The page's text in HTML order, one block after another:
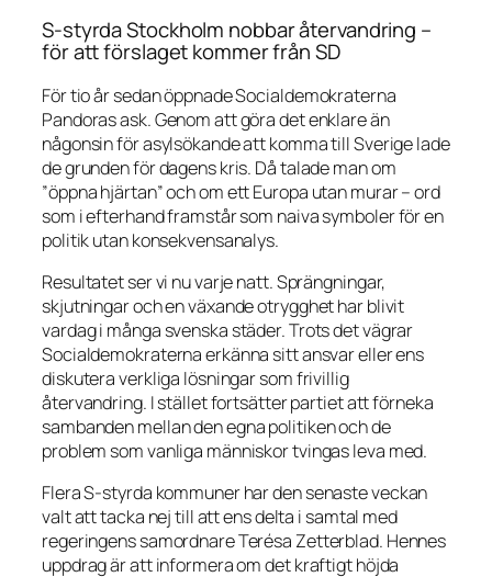
S-styrda Stockholm nobbar återvandring –
för att förslaget kommer från SD
För tio år sedan öppnade Socialdemokraterna
Pandoras ask. Genom att göra det enklare än
någonsin för asylsökande att komma till Sverige lade
de grunden för dagens kris. Då talade man om
”öppna hjärtan” och om ett Europa utan murar – ord
som i efterhand framstår som naiva symboler för en
politik utan konsekvensanalys.
Resultatet ser vi nu varje natt. Sprängningar,
skjutningar och en växande otrygghet har blivit
vardag i många svenska städer. Trots det vägrar
Socialdemokraterna erkänna sitt ansvar eller ens
diskutera verkliga lösningar som frivillig
återvandring. I stället fortsätter partiet att förneka
sambanden mellan den egna politiken och de
problem som vanliga människor tvingas leva med.
Flera S-styrda kommuner har den senaste veckan
valt att tacka nej till att ens delta i samtal med
regeringens samordnare Terésa Zetterblad. Hennes
uppdrag är att informera om det kraftigt höjda